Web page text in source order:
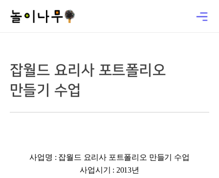
잡월드 요리사 포트폴리오
만들기 수업
사업명 : 잡월드 요리사 포트폴리오 만들기 수업
사업시기 : 2013년